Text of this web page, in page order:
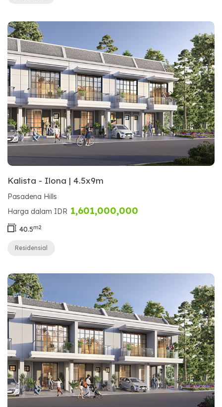
Kalista - Ilona | 4.5x9m
Pasadena Hills
Harga dalam IDR 1,601,000,000
40.5m2
Residensial